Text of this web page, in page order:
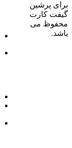
برای پرشین
گیفت کارت
محفوظ می
باشد.